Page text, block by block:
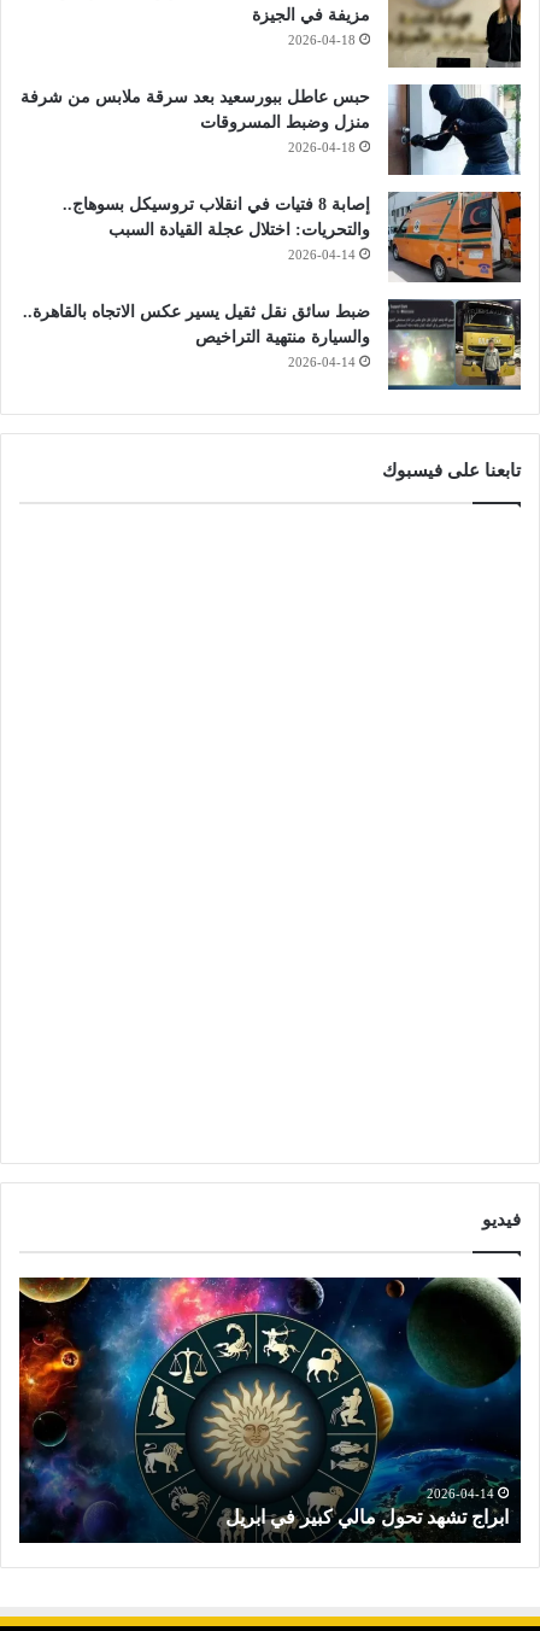
مزيفة في الجيزة
2026-04-18
حبس عاطل ببورسعيد بعد سرقة ملابس من شرفة
منزل وضبط المسروقات
2026-04-18
إصابة 8 فتيات في انقلاب تروسيكل بسوهاج..
والتحريات: اختلال عجلة القيادة السبب
2026-04-14
ضبط سائق نقل ثقيل يسير عكس الاتجاه بالقاهرة..
والسيارة منتهية التراخيص
2026-04-14
تابعنا على فيسبوك
فيديو
ب
ر
ا
ج
ه
ح
و
م
2026-04-14
ابراج تشهد تحول مالي كبير في ابريل
ا
ا